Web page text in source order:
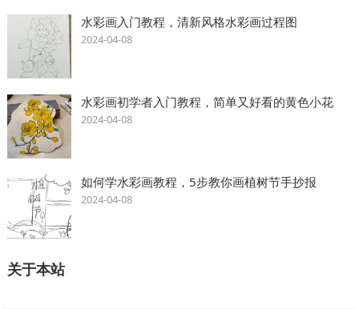
水彩画入门教程，清新风格水彩画过程图
2024-04-08
水彩画初学者入门教程，简单又好看的黄色小花
2024-04-08
如何学水彩画教程，5步教你画植树节手抄报
2024-04-08
关于本站